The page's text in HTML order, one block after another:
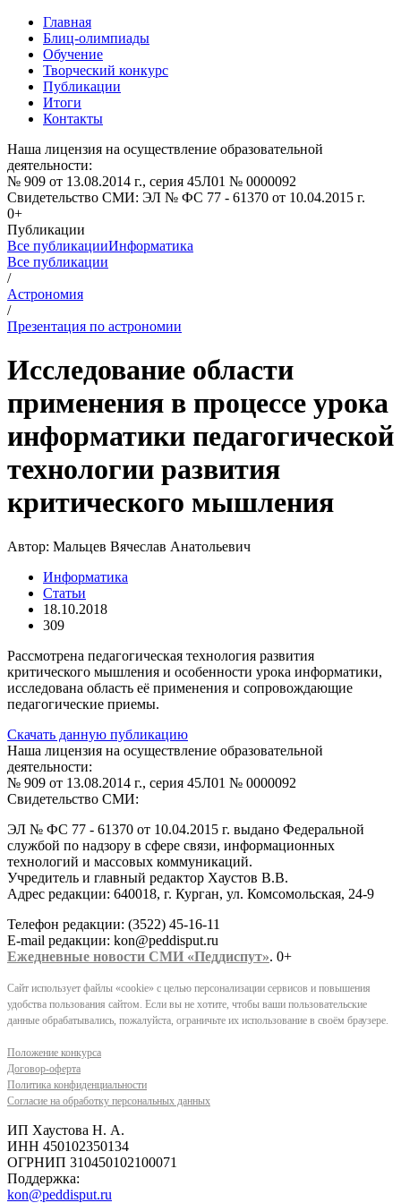
Главная
Блиц-олимпиады
Обучение
Творческий конкурс
Публикации
Итоги
Контакты
Наша лицензия на осуществление образовательной
деятельности:
№ 909 от 13.08.2014 г., серия 45Л01 № 0000092
Свидетельство СМИ: ЭЛ № ФС 77 - 61370 от 10.04.2015 г.
0+
Публикации
Все публикацииИнформатика
Все публикации
/
Астрономия
/
Презентация по астрономии
Исследование области
применения в процессе урока
информатики педагогической
технологии развития
критического мышления
Автор: Мальцев Вячеслав Анатольевич
Информатика
Статьи
18.10.2018
309
Рассмотрена педагогическая технология развития
критического мышления и особенности урока информатики,
исследована область её применения и сопровождающие
педагогические приемы.
Скачать данную публикацию
Наша лицензия на осуществление образовательной
деятельности:
№ 909 от 13.08.2014 г., серия 45Л01 № 0000092
Свидетельство СМИ:
ЭЛ № ФС 77 - 61370 от 10.04.2015 г. выдано Федеральной
службой по надзору в сфере связи, информационных
технологий и массовых коммуникаций.
Учредитель и главный редактор Хаустов В.В.
Адрес редакции: 640018, г. Курган, ул. Комсомольская, 24-9
Телефон редакции: (3522) 45-16-11
E-mail редакции: kon@peddisput.ru
Ежедневные новости СМИ «Педдиспут». 0+
Сайт использует файлы «cookie» с целью персонализации сервисов и повышения
удобства пользования сайтом. Если вы не хотите, чтобы ваши пользовательские
данные обрабатывались, пожалуйста, ограничьте их использование в своём браузере.
Положение конкурса
Договор-оферта
Политика конфиденциальности
Согласие на обработку персональных данных
ИП Хаустова Н. А.
ИНН 450102350134
ОГРНИП 310450102100071
Поддержка:
kon@peddisput.ru